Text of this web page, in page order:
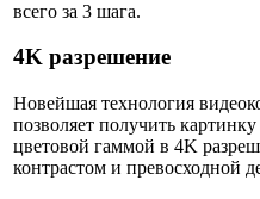
всего за 3 шага.
4K разрешение
Новейшая технология
позволяет получить
цветовой гаммой в 4K
контрастом и превосходной